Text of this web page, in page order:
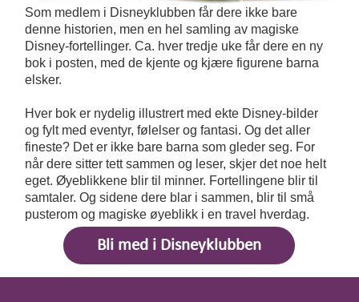
Som medlem i Disneyklubben får dere ikke bare
denne historien, men en hel samling av magiske
Disney-fortellinger. Ca. hver tredje uke får dere en ny
bok i posten, med de kjente og kjære figurene barna
elsker.
Hver bok er nydelig illustrert med ekte Disney-bilder
og fylt med eventyr, følelser og fantasi. Og det aller
fineste? Det er ikke bare barna som gleder seg. For
når dere sitter tett sammen og leser, skjer det noe helt
eget. Øyeblikkene blir til minner. Fortellingene blir til
samtaler. Og sidene dere blar i sammen, blir til små
pusterom og magiske øyeblikk i en travel hverdag.
Bli med i Disneyklubben